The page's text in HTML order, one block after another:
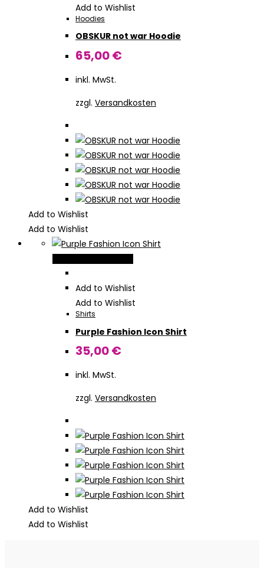
mehrere
auf.
der
gewählt
werden
Add to Wishlist
Hoodies
OBSKUR not war Hoodie
65,00€
inkl. MwSt.
zzgl. Versandkosten
Add to Wishlist
Add to Wishlist
weist
mehrere
auf.
der
gewählt
werden
Add to Wishlist
Add to Wishlist
Shirts
Purple Fashion Icon Shirt
35,00€
inkl. MwSt.
zzgl. Versandkosten
Add to Wishlist
Add to Wishlist